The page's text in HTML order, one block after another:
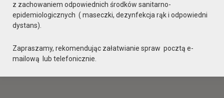
z zachowaniem odpowiednich środków sanitarno-
epidemiologicznych ( maseczki, dezynfekcja rąk i odpowiedni
dystans).
Zapraszamy, rekomendując załatwianie spraw pocztą e-
mailową lub telefonicznie.